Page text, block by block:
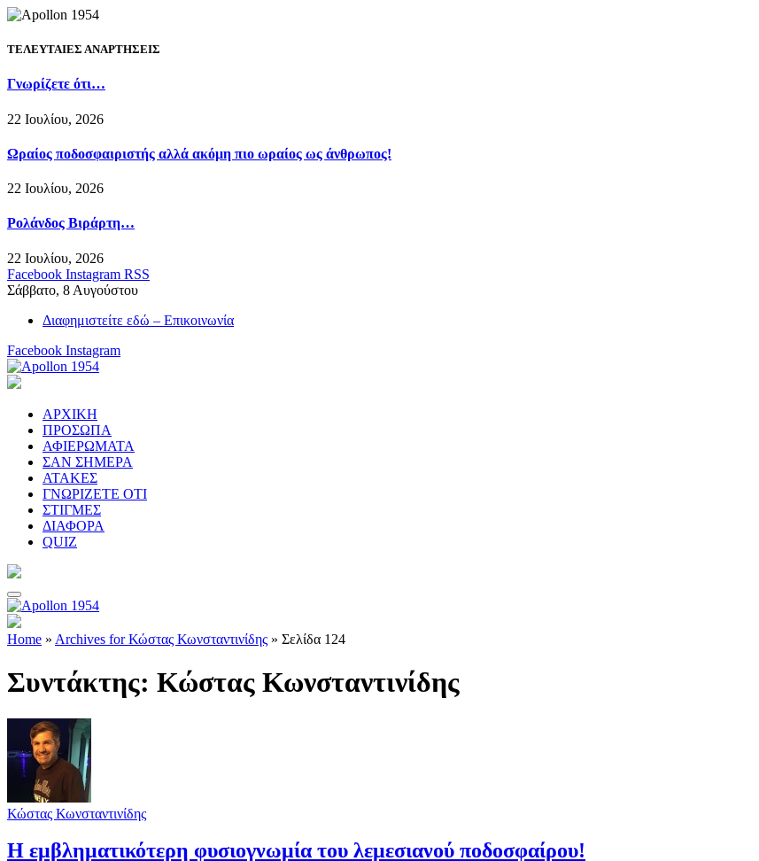
ΤΕΛΕΥΤΑΙΕΣ ΑΝΑΡΤΗΣΕΙΣ
Γνωρίζετε ότι…
22 Ιουλίου, 2026
Ωραίος ποδοσφαιριστής αλλά ακόμη πιο ωραίος ως άνθρωπος!
22 Ιουλίου, 2026
Ρολάνδος Βιράρτη…
22 Ιουλίου, 2026
Facebook Instagram RSS
Σάββατο, 8 Αυγούστου
Διαφημιστείτε εδώ – Επικοινωνία
Facebook Instagram
ΑΡΧΙΚΗ
ΠΡΟΣΩΠΑ
ΑΦΙΕΡΩΜΑΤΑ
ΣΑΝ ΣΗΜΕΡΑ
ΑΤΑΚΕΣ
ΓΝΩΡΙΖΕΤΕ ΟΤΙ
ΣΤΙΓΜΕΣ
ΔΙΑΦΟΡΑ
QUIZ
Home » Archives for Κώστας Κωνσταντινίδης » Σελίδα 124
Συντάκτης: Κώστας Κωνσταντινίδης
Κώστας Κωνσταντινίδης
Η εμβληματικότερη φυσιογνωμία του λεμεσιανού ποδοσφαίρου!